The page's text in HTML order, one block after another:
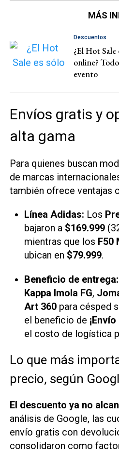
MÁS
Descuentos
¿El Hot Sale
online?
evento
Envíos gratis y
alta gama
Para quienes buscan
de marcas
también ofrece ventajas
Línea Adidas: Los
bajaron a $169.999
mientras que los F50
ubican en $79.999.
Beneficio de entrega:
Kappa Imola FG,
Art 360 para césped
el beneficio de
el costo de logística
Lo que más
precio, según
El descuento ya no
análisis de Google, las
envío gratis con
consolidaron como